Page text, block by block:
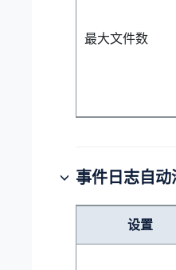
最大文件数
事件日志自动
设置